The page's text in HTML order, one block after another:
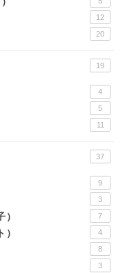
12
20
19
4
5
11
37
9
3
7
4
8
3